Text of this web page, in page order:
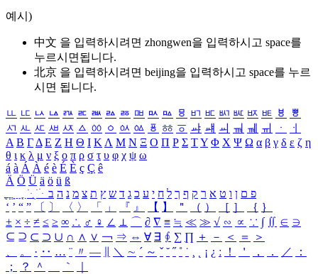
예시)
中文 을 입력하시려면 zhongwen을 입력하시고 space를
누르시면됩니다.
北京 을 입력하시려면 beijing을 입력하시고 space를 누르
시면 됩니다.
ㅥ ㅦ ㅧ ㅨ ㅩ ㅪ ㅫ ㅬ ㅭ ㅮ ㅯ ㅰ ㅱ ㅲ ㅳ ㅴ ㅵ ㅶ ㅷ ㅸ
ㅹ
ㅺ ㅻ ㅼ ㅽ ㅾ ㅿ ㆀ ㆁ ㆂ ㆃ ㆄ ㆅ ㆆ ㆇ ㆈ ㆉ ㆊ ㆋ ㆌ ㆍ
ㆎ
Α Β ΓΔ Ε Ζ Η Θ Ι ΚΛ Μ Ν Ξ Ο Π Ρ Σ ΤΥ Φ Χ Ψ Ω α β γ δ ε ζ η
θ ι κ λ μ ν ξ ο π ρ σ τ υ φ χ ψ ω
á à Á À é è É È ç Ç ê
Ä Ö Ü ä ö ü ß
ִֶֹ ֻּ ׁׂ פ ם ן ו ט א ר ק ף ך ל ח י ע כ ג ד ש ץ ת צ מ נ ה ב
‘ ’ “ ” 〔 〕 〈 〉 「 」 『 』 【 】 ＂ （ ） ［ ］ ｛ ｝
± × ÷ ≠ ≤ ≥ ∞ ∴ ♂ ♀ ∠ ⊥ ⌒ ∂ ∇ ≡ ≒ ≪ ≫ √ ∽ ∝ ∵ ∫ ∬ ∈ ∋
⊆ ⊇ ⊂ ⊃ ∪ ∩ ∧ ∨ ￢ ⇒ ⇔ ∀ ∃ ∮ ∑ ∏ ＋ － ＜ ＝
＞
、
。 · ‥ … ¨ 〃 ― ＼ ∼ ´ ～ ˇ ˘ ˝ ˚ ˙ ¸ ¡ ¿ ː ！ ＇ ， ． ／
：
；
？ ＾ ｀